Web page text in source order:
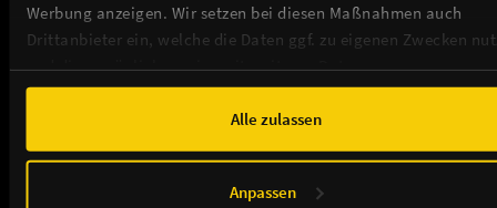
Werbung anzeigen. Wir setzen bei diesen Maßnahmen auch
Drittanbieter ein, welche die Daten ggf. zu eigenen Zwecken
und diese möglicherweise mit weiteren Daten zusammen
führen. Weitere Informationen, insbesondere zur Speicherdauer,
Cookie-Erklärungsowie zur Verarbeitung,
insbesondere zu Ihren Widerrufsmöglichkeiten und weiteren
Alle zulassen
Anpassen
THEATER / ANFAHRT / SERVICE
TICKETS
NEWSLETTER